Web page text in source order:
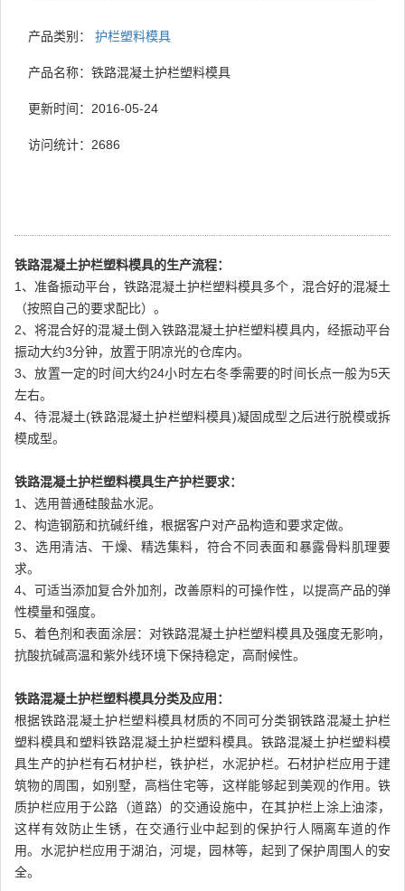
产品类别： 护栏塑料模具
产品名称：铁路混凝土护栏塑料模具
更新时间：2016-05-24
访问统计： 2686
铁路混凝土护栏塑料模具的生产流程：
1、准备振动平台，铁路混凝土护栏塑料模具多个，混合好的混凝土
（按照自己的要求配比）。
2、将混合好的混凝土倒入铁路混凝土护栏塑料模具内，经振动平台
振动大约3分钟，放置于阴凉光的仓库内。
3、放置一定的时间大约24小时左右冬季需要的时间长点一般为5天
左右。
4、待混凝土(铁路混凝土护栏塑料模具)凝固成型之后进行脱模或拆
模成型。
铁路混凝土护栏塑料模具生产护栏要求：
1、选用普通硅酸盐水泥。
2、构造钢筋和抗碱纤维，根据客户对产品构造和要求定做。
3、选用清洁、干燥、精选集料，符合不同表面和暴露骨料肌理要
求。
4、可适当添加复合外加剂，改善原料的可操作性，以提高产品的弹
性模量和强度。
5、着色剂和表面涂层：对铁路混凝土护栏塑料模具及强度无影响，
抗酸抗碱高温和紫外线环境下保持稳定，高耐候性。
铁路混凝土护栏塑料模具分类及应用：
根据铁路混凝土护栏塑料模具材质的不同可分类钢铁路混凝土护栏
塑料模具和塑料铁路混凝土护栏塑料模具。铁路混凝土护栏塑料模
具生产的护栏有石材护栏，铁护栏，水泥护栏。石材护栏应用于建
筑物的周围，如别墅，高档住宅等，这样能够起到美观的作用。铁
质护栏应用于公路（道路）的交通设施中，在其护栏上涂上油漆，
这样有效防止生锈，在交通行业中起到的保护行人隔离车道的作
用。水泥护栏应用于湖泊，河堤，园林等，起到了保护周围人的安
全。